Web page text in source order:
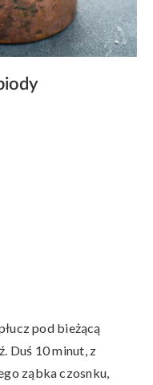
pod bieżącą
Duś 10 minut, z
ząbka czosnku,